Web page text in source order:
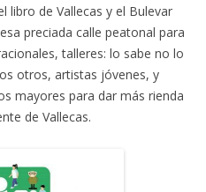
libro de Vallecas y el Bulevar
preciada calle peatonal para
talleres: lo sabe no lo
otros, artistas jóvenes, y
mayores para dar más rienda
de Vallecas.